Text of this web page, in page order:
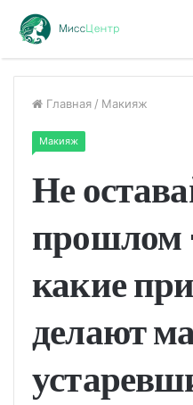
Главная / Макияж
Макияж
Не
прошлом
какие
делают